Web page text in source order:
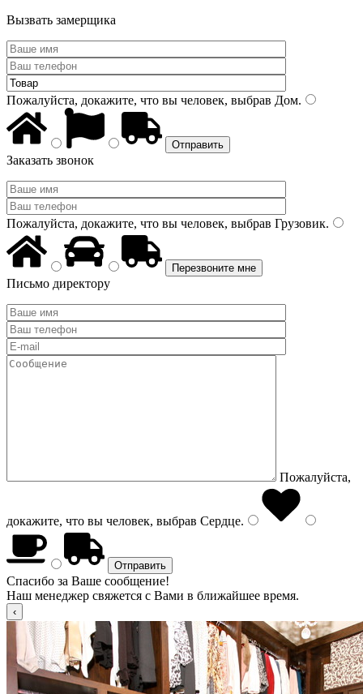
Вызвать замерщика
Пожалуйста, докажите, что вы человек, выбрав Дом.
Заказать звонок
Пожалуйста, докажите, что вы человек, выбрав Грузовик.
Письмо директору
Пожалуйста,
докажите, что вы человек, выбрав Сердце.
Спасибо за Ваше сообщение!
Наш менеджер свяжется с Вами в ближайшее время.